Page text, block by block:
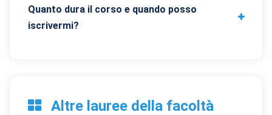
Quanto dura il corso e quando posso
iscrivermi?
Altre lauree della facoltà